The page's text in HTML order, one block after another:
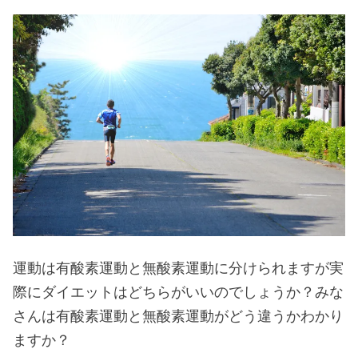
運動は有酸素運動と無酸素運動に分けられますが実
際にダイエットはどちらがいいのでしょうか？みな
さんは有酸素運動と無酸素運動がどう違うかわかり
ますか？